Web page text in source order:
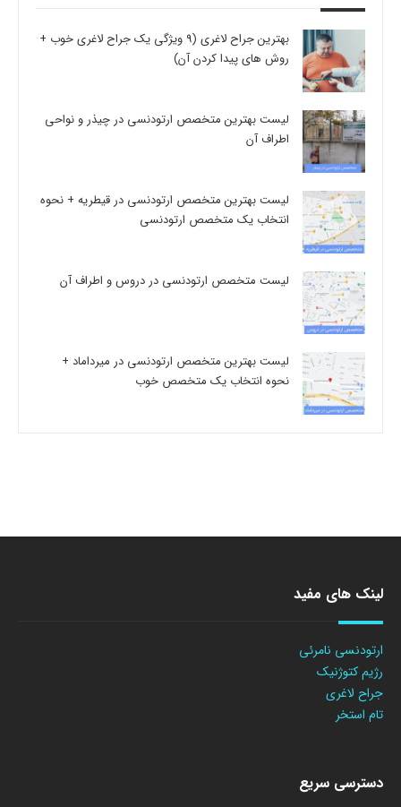
بهترین جراح لاغری (9 ویژگی یک جراح لاغری خوب +
روش های پیدا کردن آن)
لیست بهترین متخصص ارتودنسی در چیذر و نواحی
اطراف آن
لیست بهترین متخصص ارتودنسی در قیطریه + نحوه
انتخاب یک متخصص ارتودنسی
لیست متخصص ارتودنسی در دروس و اطراف آن
لیست بهترین متخصص ارتودنسی در میرداماد +
نحوه انتخاب یک متخصص خوب
لینک های مفید
ارتودنسی نامرئی
رژیم کتوژنیک
جراح لاغری
تام استخر
دسترسی سریع